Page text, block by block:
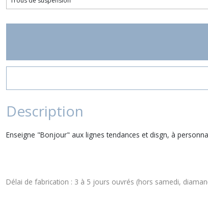
Description
Enseigne "Bonjour" aux lignes tendances et disgn, à
Délai de fabrication : 3 à 5 jours ouvrés (hors samedi,